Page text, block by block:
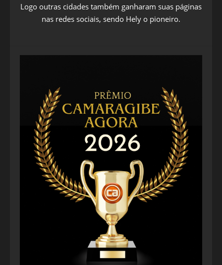
Logo outras cidades também ganharam suas páginas
nas redes sociais, sendo Hely o pioneiro.